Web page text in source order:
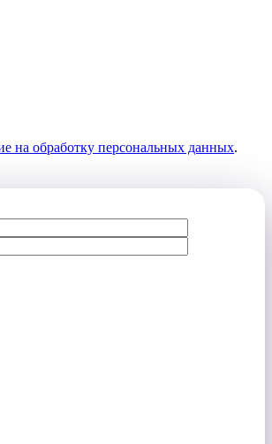
на обработку персональных данных.